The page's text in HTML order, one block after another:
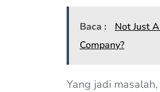
Baca :
Not Just
Company?
Yang jadi